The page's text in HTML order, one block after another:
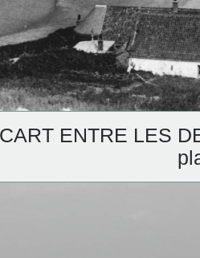
ENTRE LES